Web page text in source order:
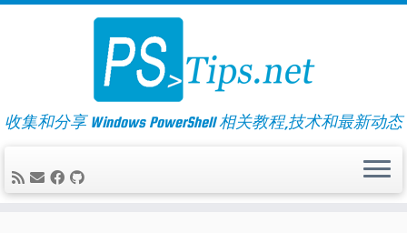
Skip
收集和分享 Windows PowerShell 相关教程,技术和最新动态